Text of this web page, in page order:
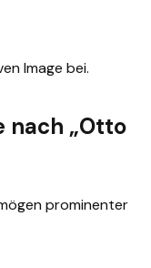
Image bei.
nach „Otto
prominenter